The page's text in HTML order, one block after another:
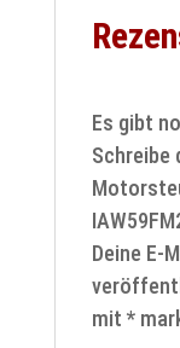
Es gibt
Schreibe
Deine E-
mit *